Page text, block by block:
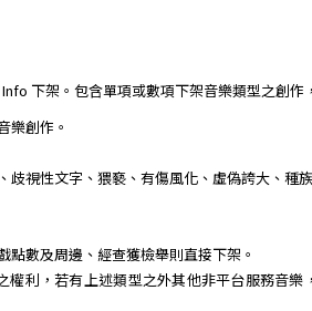
下架。包含單項或數項下架音樂類型之創作
樂創作。
歧視性文字、猥褻、有傷風化、虛偽誇大、
數及周邊、經查獲檢舉則直接下架。
權利，若有上述類型之外其他非平台服務音